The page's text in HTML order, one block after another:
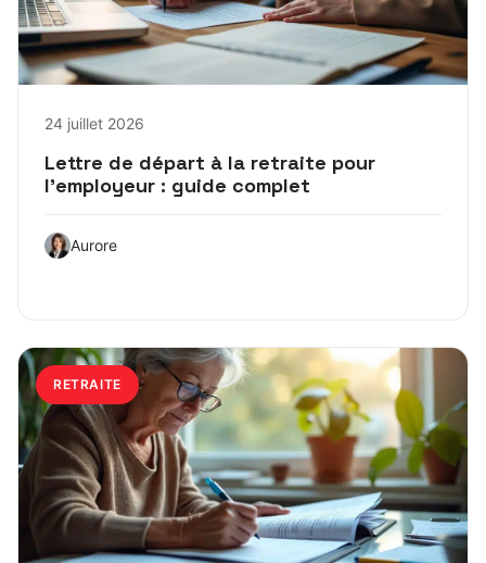
24 juillet 2026
Lettre de départ à la retraite pour
l’employeur : guide complet
Aurore
RETRAITE